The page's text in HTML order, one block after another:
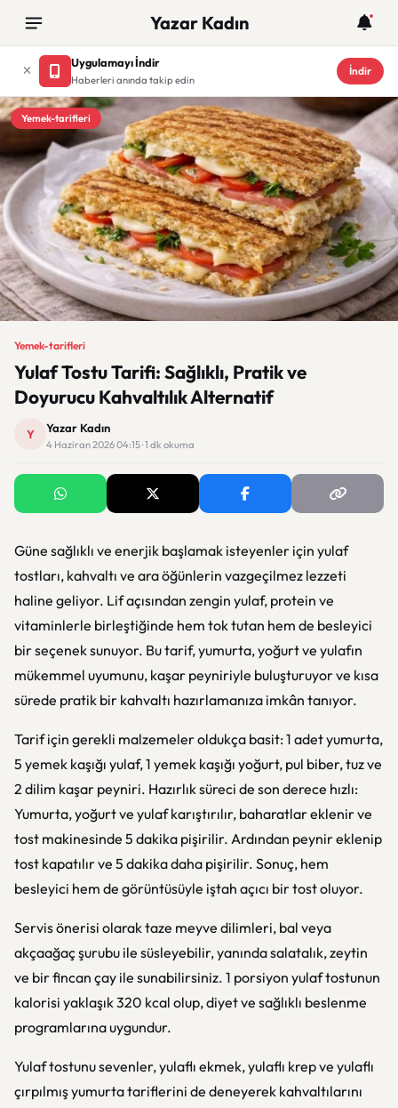
Yazar Kadın
Uygulamayı İndir
Haberleri anında takip edin
İndir
Yemek-tarifleri
Yemek-tarifleri
Yulaf Tostu Tarifi: Sağlıklı, Pratik ve
Doyurucu Kahvaltılık Alternatif
Y Yazar Kadın
4 Haziran 2026 04:15 · 1 dk okuma
Güne sağlıklı ve enerjik başlamak isteyenler için yulaf
tostları, kahvaltı ve ara öğünlerin vazgeçilmez lezzeti
haline geliyor. Lif açısından zengin yulaf, protein ve
vitaminlerle birleştiğinde hem tok tutan hem de besleyici
bir seçenek sunuyor. Bu tarif, yumurta, yoğurt ve yulafın
mükemmel uyumunu, kaşar peyniriyle buluşturuyor ve kısa
sürede pratik bir kahvaltı hazırlamanıza imkân tanıyor.
Tarif için gerekli malzemeler oldukça basit: 1 adet yumurta,
5 yemek kaşığı yulaf, 1 yemek kaşığı yoğurt, pul biber, tuz ve
2 dilim kaşar peyniri. Hazırlık süreci de son derece hızlı:
Yumurta, yoğurt ve yulaf karıştırılır, baharatlar eklenir ve
tost makinesinde 5 dakika pişirilir. Ardından peynir eklenip
tost kapatılır ve 5 dakika daha pişirilir. Sonuç, hem
besleyici hem de görüntüsüyle iştah açıcı bir tost oluyor.
Servis önerisi olarak taze meyve dilimleri, bal veya
akçaağaç şurubu ile süsleyebilir, yanında salatalık, zeytin
ve bir fincan çay ile sunabilirsiniz. 1 porsiyon yulaf tostunun
kalorisi yaklaşık 320 kcal olup, diyet ve sağlıklı beslenme
programlarına uygundur.
Yulaf tostunu sevenler, yulaflı ekmek, yulaflı krep ve yulaflı
çırpılmış yumurta tariflerini de deneyerek kahvaltılarını